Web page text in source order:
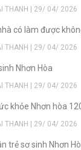
THANH | 29/ 04/ 2026
có làm được
THANH | 29/ 04/ 2026
Nhơn Hòa
THANH | 29/ 04/ 2026
khỏe Nhơn hòa
THANH | 29/ 04/ 2026
trẻ sơ sinh Nhơn